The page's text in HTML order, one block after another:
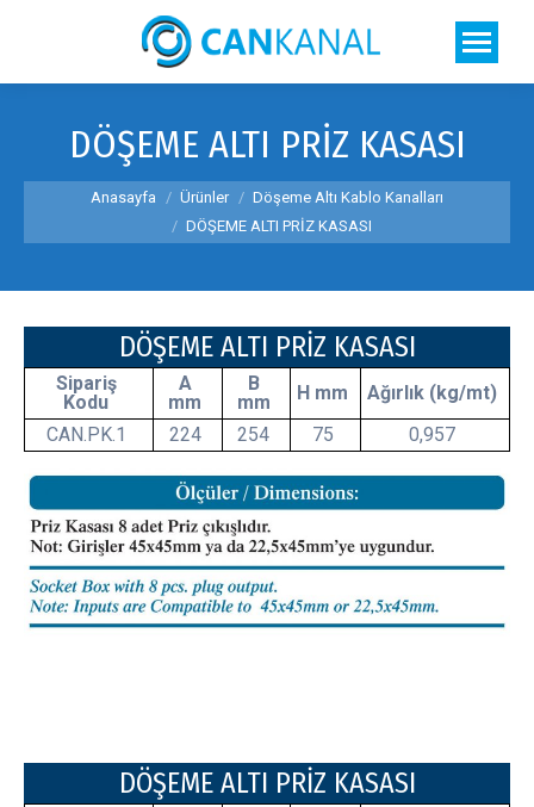
DÖŞEME ALTI PRİZ KASASI
You are here:
Anasayfa Ürünler
Döşeme Altı Kablo Kanalları
DÖŞEME ALTI PRİZ KASASI
DÖŞEME ALTI PRİZ KASASI
Sipariş
Kodu
A
mm
B
mm
H mm
Ağırlık (kg/mt)
CAN.PK.1
224 254 75 0,957
DÖŞEME ALTI PRİZ KASASI